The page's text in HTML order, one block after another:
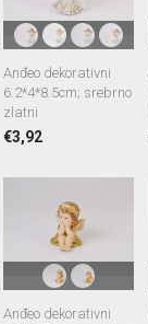
Anđeo dekorativni
6.2*4*8.5cm; srebrno
zlatni
€3,92
Anđeo dekorativni